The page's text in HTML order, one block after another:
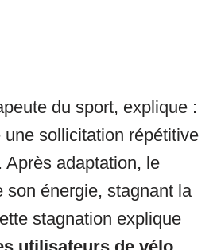
du sport, explique :
une sollicitation répétitive
Après adaptation, le
son énergie, stagnant la
stagnation explique